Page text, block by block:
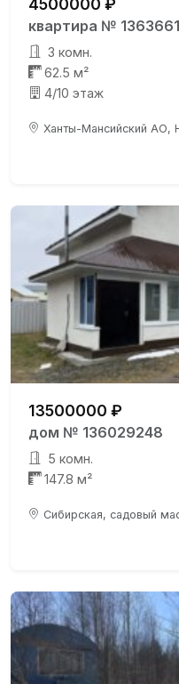
квартира №
3 комн.
62.5 м²
4/10 этаж
Ханты-Мансийский АО,
13500000 ₽
дом № 136029248
5 комн.
147.8 м²
Сибирская, садовый